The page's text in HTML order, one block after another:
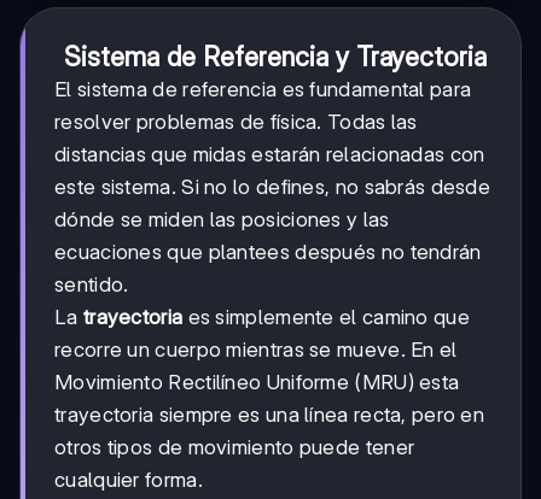
Sistema de Referencia y Trayectoria
El sistema de referencia es fundamental para
resolver problemas de física. Todas las
distancias que midas estarán relacionadas con
este sistema. Si no lo defines, no sabrás desde
dónde se miden las posiciones y las
ecuaciones que plantees después no tendrán
sentido.
La trayectoria es simplemente el camino que
recorre un cuerpo mientras se mueve. En el
Movimiento Rectilíneo Uniforme (MRU) esta
trayectoria siempre es una línea recta, pero en
otros tipos de movimiento puede tener
cualquier forma.